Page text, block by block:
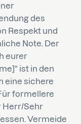
des
Respekt und
Note. Der
eurer
ist in den
eine sichere
formellere
Herr/Sehr
Vermeide